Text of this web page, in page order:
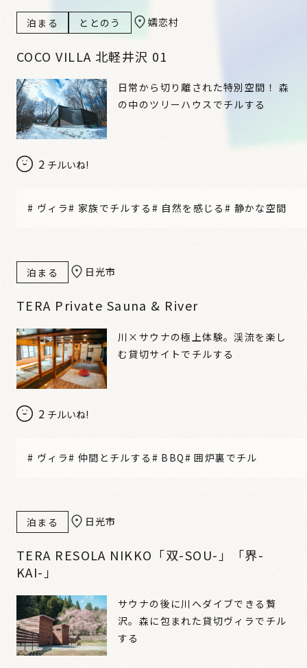
泊まる ととのう 嬬恋村
COCO VILLA 北軽井沢 01
2 チルいね!
日常から切り離された特別空間！ 森
の中のツリーハウスでチルする
# ヴィラ# 家族でチルする # 自然を感じる # 静かな空間
泊まる 日光市
TERA Private Sauna & River
2 チルいね!
川×サウナの極上体験。渓流を楽し
む貸切サイトでチルする
# ヴィラ# 仲間とチルする # BBQ#囲炉裏でチル
泊まる 日光市
TERA RESOLA NIKKO「双-SOU-」「界-
KAI-」
サウナの後に川へダイブできる贅
沢。森に包まれた貸切ヴィラでチル
する